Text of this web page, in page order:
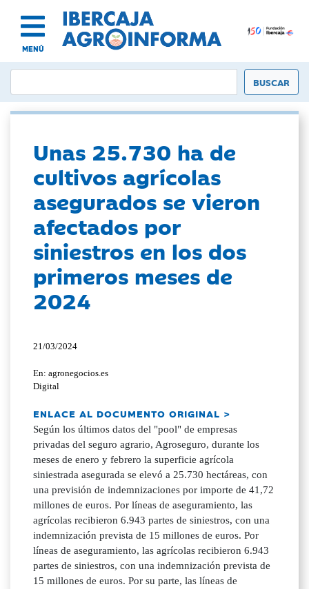
MENÚ
Unas 25.730 ha de
cultivos agrícolas
asegurados se vieron
afectados por
siniestros en los dos
primeros meses de
2024
21/03/2024
En: agronegocios.es
Digital
ENLACE AL DOCUMENTO ORIGINAL >
Según los últimos datos del "pool" de empresas
privadas del seguro agrario, Agroseguro, durante los
meses de enero y febrero la superficie agrícola
siniestrada asegurada se elevó a 25.730 hectáreas, con
una previsión de indemnizaciones por importe de 41,72
millones de euros. Por líneas de aseguramiento, las
agrícolas recibieron 6.943 partes de siniestros, con una
indemnización prevista de 15 millones de euros. Por
líneas de aseguramiento, las agrícolas recibieron 6.943
partes de siniestros, con una indemnización prevista de
15 millones de euros. Por su parte, las líneas de